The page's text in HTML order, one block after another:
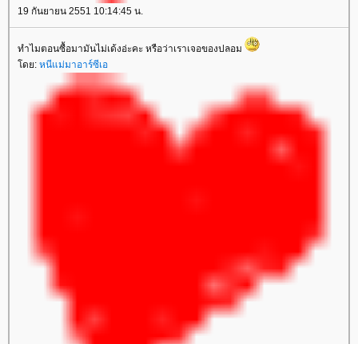
19 กันยายน 2551 10:14:45 น.
ทำไมตอนซื้อมามันไม่เด้งอ่ะคะ หรือว่าเราเจอของปลอม
ดย: หนีแม่มาอาร์ซีเอ